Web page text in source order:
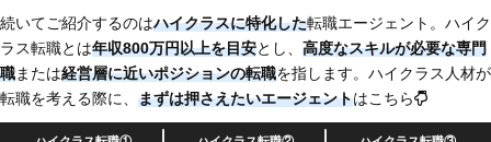
続いてご紹介するのはハイクラスに特化した転職エージェント。ハイク
ラス転職とは年収800万円以上を目安とし、 高度なスキルが必要な専門
職または経営層に近いポジションの転職を指します。ハイクラス人材が
転職を考える際に、 まずは押さえたいエージェントはこちら